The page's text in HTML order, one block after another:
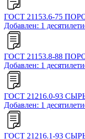
ГОСТ 21153.6-75
Добавлен: 1
ГОСТ 21153.8-88
Добавлен: 1
ГОСТ 21216.0-93
Добавлен: 1
ГОСТ 21216.1-93